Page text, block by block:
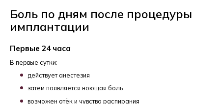
Боль по дням после процедуры
имплантации
Первые 24 часа
В первые сутки:
действует анестезия
затем появляется ноющая боль
возможен отёк и чувство распирания